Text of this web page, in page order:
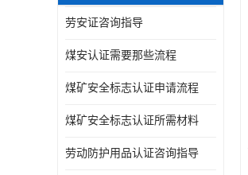
劳安证咨询指导
煤安认证需要那些流程
煤矿安全标志认证申请流程
煤矿安全标志认证所需材料
劳动防护用品认证咨询指导